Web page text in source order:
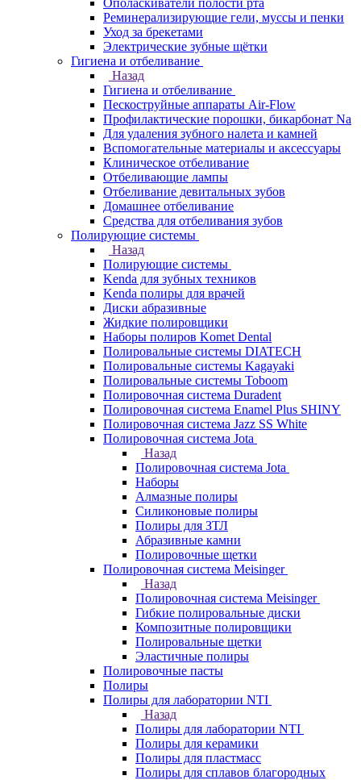
Ополаскиватели полости рта
Реминерализирующие гели, муссы и пенки
Уход за брекетами
Электрические зубные щётки
Гигиена и отбеливание
Назад
Гигиена и отбеливание
Пескоструйные аппараты Air-Flow
Профилактические порошки, бикарбонат Na
Для удаления зубного налета и камней
Вспомогательные материалы и аксессуары
Клиническое отбеливание
Отбеливающие лампы
Отбеливание девитальных зубов
Домашнее отбеливание
Средства для отбеливания зубов
Полирующие системы
Назад
Полирующие системы
Kenda для зубных техников
Kenda полиры для врачей
Диски абразивные
Жидкие полировщики
Наборы полиров Komet Dental
Полировальные системы DIATECH
Полировальные системы Kagayaki
Полировальные системы Toboom
Полировочная система Duradent
Полировочная система Enamel Plus SHINY
Полировочная система Jazz SS White
Полировочная система Jota
Назад
Полировочная система Jota
Наборы
Алмазные полиры
Силиконовые полиры
Полиры для ЗТЛ
Абразивные камни
Полировочные щетки
Полировочная система Meisinger
Назад
Полировочная система Meisinger
Гибкие полировальные диски
Композитные полировщики
Полировальные щетки
Эластичные полиры
Полировочные пасты
Полиры
Полиры для лаборатории NTI
Назад
Полиры для лаборатории NTI
Полиры для керамики
Полиры для пластмасс
Полиры для сплавов благородных